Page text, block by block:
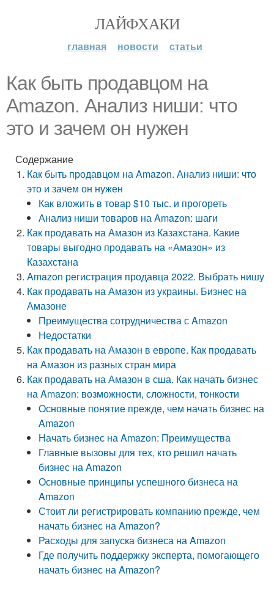
ЛАЙФХАКИ
главная новости статьи
Как быть продавцом на
Amazon. Анализ ниши: что
это и зачем он нужен
Содержание
Как быть продавцом на Amazon. Анализ ниши: что
это и зачем он нужен
Как вложить в товар $10 тыс. и прогореть
Анализ ниши товаров на Amazon: шаги
Как продавать на Амазон из Казахстана. Какие
товары выгодно продавать на «Амазон» из
Казахстана
Amazon регистрация продавца 2022. Выбрать нишу
Как продавать на Амазон из украины. Бизнес на
Амазоне
Преимущества сотрудничества с Amazon
Недостатки
Как продавать на Амазон в европе. Как продавать
на Амазон из разных стран мира
Как продавать на Амазон в сша. Как начать бизнес
на Amazon: возможности, сложности, тонкости
Основные понятие прежде, чем начать бизнес на
Amazon
Начать бизнес на Amazon: Преимущества
Главные вызовы для тех, кто решил начать
бизнес на Amazon
Основные принципы успешного бизнеса на
Amazon
Стоит ли регистрировать компанию прежде, чем
начать бизнес на Amazon?
Расходы для запуска бизнеса на Amazon
Где получить поддержку эксперта, помогающего
начать бизнес на Amazon?